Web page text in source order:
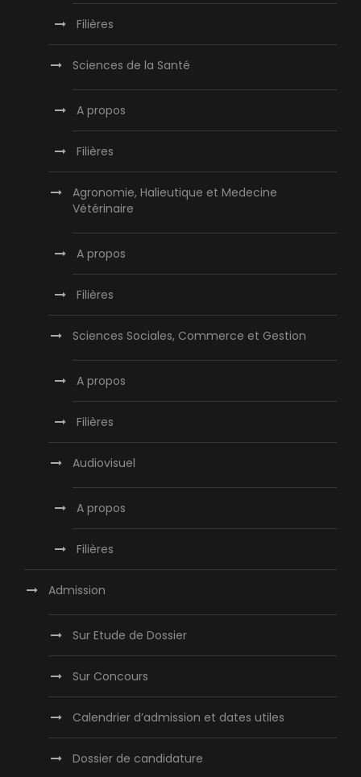
Filières
Sciences de la Santé
A propos
Filières
Agronomie, Halieutique et Medecine
Vétérinaire
A propos
Filières
Sciences Sociales, Commerce et Gestion
A propos
Filières
Audiovisuel
A propos
Filières
Admission
Sur Etude de Dossier
Sur Concours
Calendrier d’admission et dates utiles
Dossier de candidature